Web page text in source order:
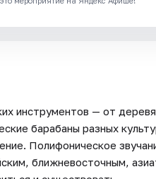
инструментов — от
барабаны разных
Полифоническое
ближневосточным,